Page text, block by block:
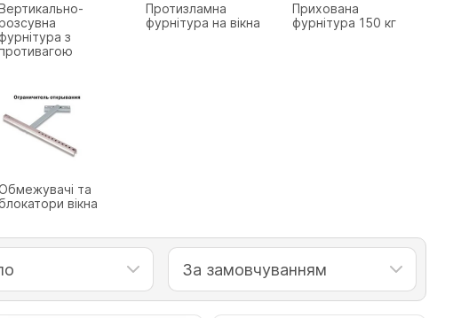
фурнітура з
Протизламна
фурнітура на вікна
Прихована
фурнітура 150 кг
та
вікна
За замовчуванням